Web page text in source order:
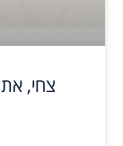
צחי,